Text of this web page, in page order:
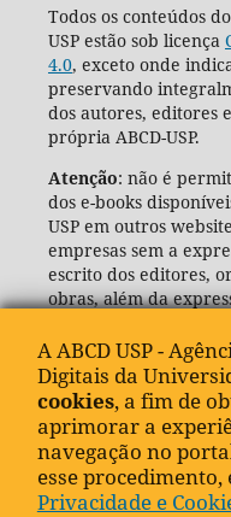
Todos os conteúdos
USP estão sob licença
4.0, exceto onde
preservando
dos autores, editores
própria ABCD-USP.
Atenção: não é
dos e-books
USP em outros
empresas sem a
escrito dos editores,
obras, além da
(ABCD-USP).
A ABCD USP -
Digitais da
cookies, a fim de
aprimorar a
navegação no
esse
Privacidade e